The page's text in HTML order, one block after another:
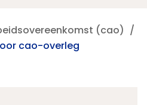
(cao)
cao-overleg